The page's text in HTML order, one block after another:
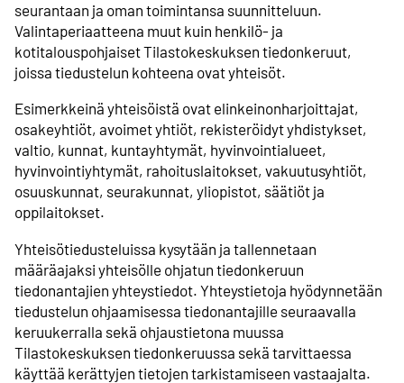
seurantaan ja oman toimintansa suunnitteluun.
Valintaperiaatteena muut kuin henkilö- ja
kotitalouspohjaiset Tilastokeskuksen tiedonkeruut,
joissa tiedustelun kohteena ovat yhteisöt.
Esimerkkeinä yhteisöistä ovat elinkeinonharjoittajat,
osakeyhtiöt, avoimet yhtiöt, rekisteröidyt yhdistykset,
valtio, kunnat, kuntayhtymät, hyvinvointialueet,
hyvinvointiyhtymät, rahoituslaitokset, vakuutusyhtiöt,
osuuskunnat, seurakunnat, yliopistot, säätiöt ja
oppilaitokset.
Yhteisötiedusteluissa kysytään ja tallennetaan
määräajaksi yhteisölle ohjatun tiedonkeruun
tiedonantajien yhteystiedot. Yhteystietoja hyödynnetään
tiedustelun ohjaamisessa tiedonantajille seuraavalla
keruukerralla sekä ohjaustietona muussa
Tilastokeskuksen tiedonkeruussa sekä tarvittaessa
käyttää kerättyjen tietojen tarkistamiseen vastaajalta.